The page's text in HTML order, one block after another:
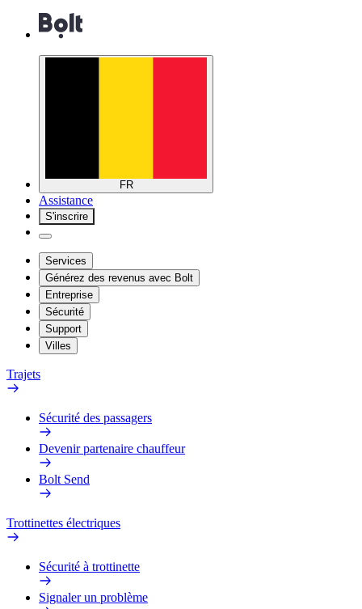
FR
Assistance
S'inscrire
Services
Générez des revenus avec Bolt
Entreprise
Sécurité
Support
Villes
Trajets
Sécurité des passagers
Devenir partenaire chauffeur
Bolt Send
Trottinettes électriques
Sécurité à trottinette
Signaler un problème